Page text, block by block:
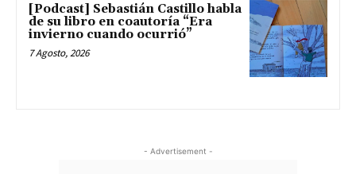
[Podcast] Sebastián Castillo habla
de su libro en coautoría “Era
invierno cuando ocurrió”
7 Agosto, 2026
- Advertisement -